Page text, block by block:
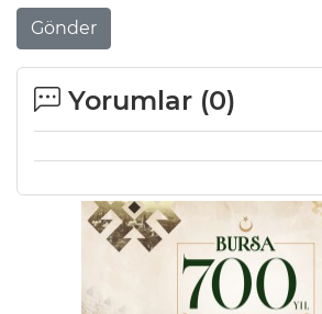
Gönder
Yorumlar (0)